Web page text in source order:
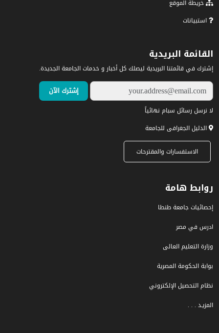
خريطة الموقع
استبيانات
القائمة البريدية
إشترك في قائمتنا البريدية ليصلك كل أخبار و خدمات الجامعة الجديدة.
لا نرسل رسائل سبام نهائياً
الدليل الجغرافى للجامعة
الاستفسارات والمقترحات
روابط هامة
إحصائيات جامعة طنطا
ادرس في مصر
وزارة التعليم العالى
بوابة الحكومة المصرية
نظام التحصيل الإلكتروني
المزيـد . . .